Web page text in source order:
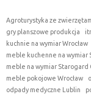
Agroturystyka ze
gry planszowe produkcja
kuchnie na wymiar Wrocław
meble kuchenne na wymiar
meble na wymiar Starogard
meble pokojowe Wrocław
odpady medyczne Lublin